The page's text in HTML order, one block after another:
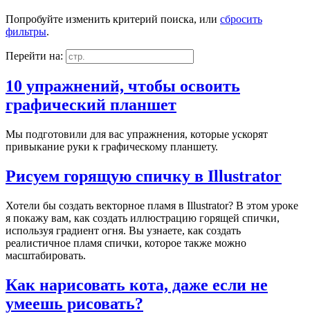
Попробуйте изменить критерий поиска, или сбросить
фильтры.
Перейти на:
10 упражнений, чтобы освоить
графический планшет
Мы подготовили для вас упражнения, которые ускорят
привыкание руки к графическому планшету.
Рисуем горящую спичку в Illustrator
Хотели бы создать векторное пламя в Illustrator? В этом уроке
я покажу вам, как создать иллюстрацию горящей спички,
используя градиент огня. Вы узнаете, как создать
реалистичное пламя спички, которое также можно
масштабировать.
Как нарисовать кота, даже если не
умеешь рисовать?